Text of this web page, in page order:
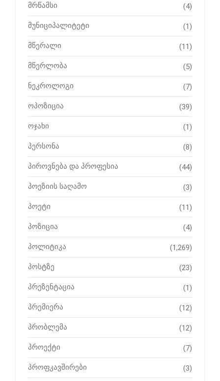
მრწამსი (4)
მუნიციპალიტეტი (1)
მწერალი (11)
მწერლობა (5)
ნეკროლოგი (7)
ოპოზიცია (39)
ოჯახი (1)
პერსონა (8)
პიროვნება და პროფესია (44)
პოეზიის საღამო (3)
პოეტი (11)
პოზიცია (4)
პოლიტიკა (1,269)
პოსტზე (23)
პრეზენტაცია (1)
პრემიერა (12)
პრობლემა (12)
პროექტი (7)
პროფკავშირები (3)